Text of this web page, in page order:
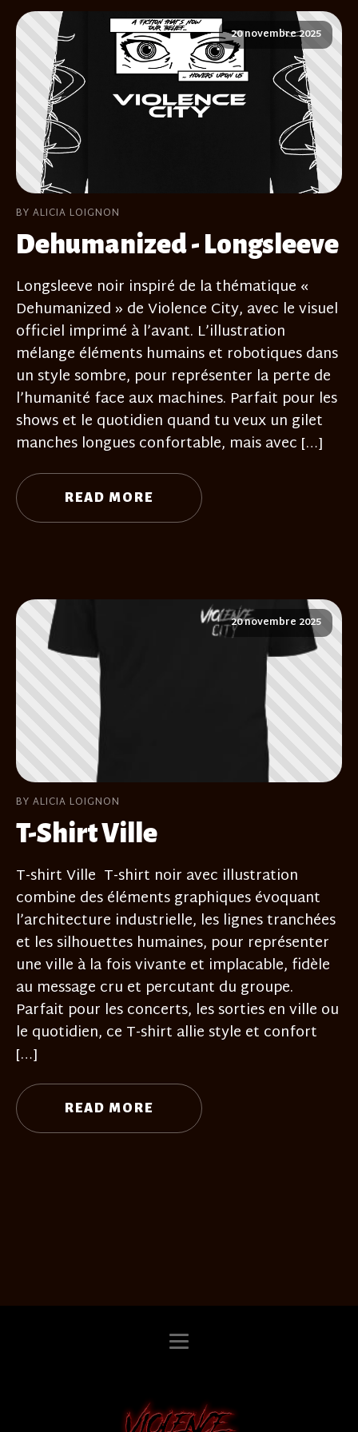
20 novembre 2025
BY ALICIA LOIGNON
Dehumanized - Longsleeve
Longsleeve noir inspiré de la thématique «
Dehumanized » de Violence City, avec le visuel
officiel imprimé à l’avant. L’illustration
mélange éléments humains et robotiques dans
un style sombre, pour représenter la perte de
l’humanité face aux machines. Parfait pour les
shows et le quotidien quand tu veux un gilet
manches longues confortable, mais avec […]
READ MORE
20 novembre 2025
BY ALICIA LOIGNON
T-Shirt Ville
T-shirt Ville T-shirt noir avec illustration
combine des éléments graphiques évoquant
l’architecture industrielle, les lignes tranchées
et les silhouettes humaines, pour représenter
une ville à la fois vivante et implacable, fidèle
au message cru et percutant du groupe.
Parfait pour les concerts, les sorties en ville ou
le quotidien, ce T-shirt allie style et confort
[…]
READ MORE